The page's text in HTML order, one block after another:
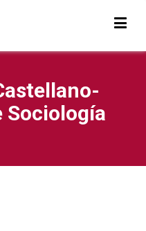
Sociología